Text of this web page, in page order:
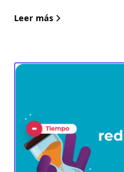
Leer más